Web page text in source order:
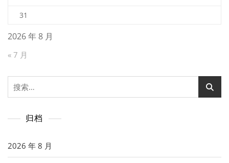
2026 年 8 月
31
« 7 月
搜
索：
归档
2026 年 8 月